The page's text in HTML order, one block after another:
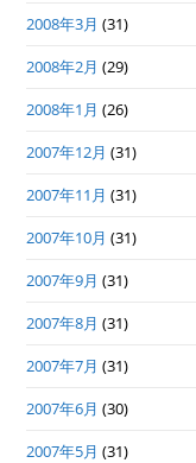
2008年3月 (31)
2008年2月 (29)
2008年1月 (26)
2007年12月 (31)
2007年11月 (31)
2007年10月 (31)
2007年9月 (31)
2007年8月 (31)
2007年7月 (31)
2007年6月 (30)
2007年5月 (31)